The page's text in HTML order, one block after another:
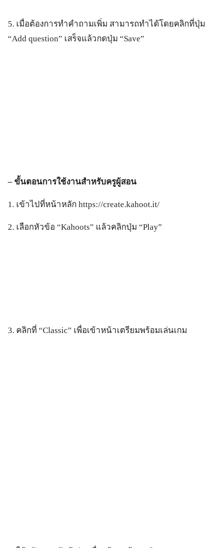
5. เมื่อต้องการทำคำถามเพิ่ม สามารถทำได้โดยคลิกที่ปุ่ม
“Add question” เสร็จแล้วกดปุ่ม “Save”
– ขั้นตอนการใช้งานสำหรับครูผู้สอน
1. เข้าไปที่หน้าหลัก https://create.kahoot.it/
2. เลือกหัวข้อ “Kahoots” แล้วคลิกปุ่ม “Play”
3. คลิกที่ “Classic” เพื่อเข้าหน้าเตรียมพร้อมเล่นเกม